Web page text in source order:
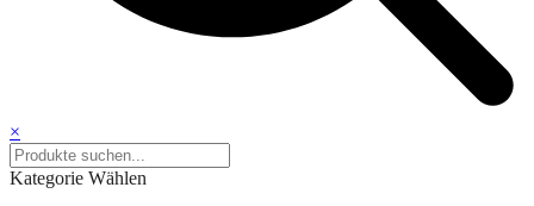
×
Kategorie Wählen